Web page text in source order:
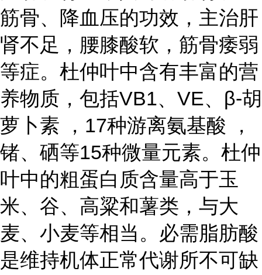
筋骨、降血压的功效，主治肝
肾不足，腰膝酸软，筋骨痿弱
等症。杜仲叶中含有丰富的营
养物质，包括VB1、VE、β-胡
萝卜素 ，17种游离氨基酸 ，
锗、硒等15种微量元素。杜仲
叶中的粗蛋白质含量高于玉
米、谷、高粱和薯类，与大
麦、小麦等相当。必需脂肪酸
是维持机体正常代谢所不可缺